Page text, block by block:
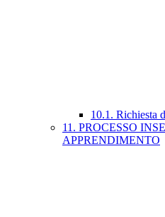
10.1. Richiesta
11. PROCESSO
APPRENDIMENTO